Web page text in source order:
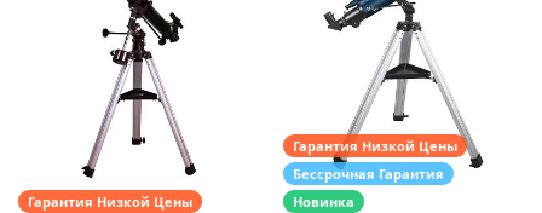
Гарантия Низкой Цены
Гарантия Низкой Цены
Бессрочная Гарантия
Новинка